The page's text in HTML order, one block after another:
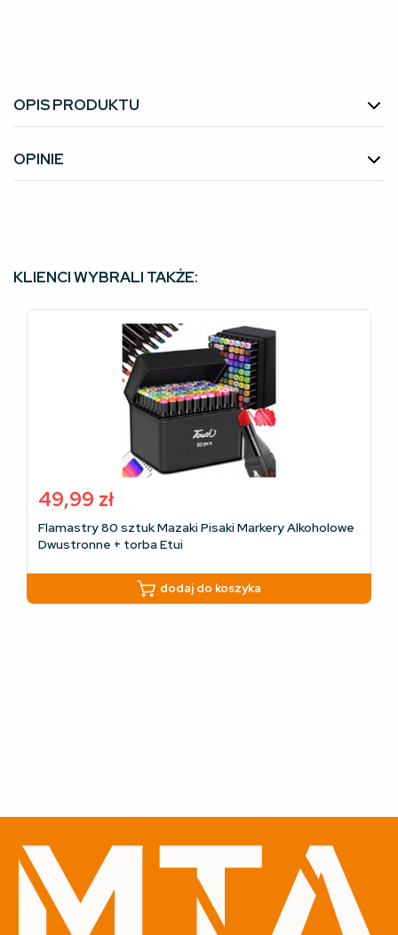
OPIS PRODUKTU
OPINIE
KLIENCI WYBRALI TAKŻE:
49,99 zł
Flamastry 80 sztuk Mazaki Pisaki Markery Alkoholowe
Dwustronne + torba Etui
dodaj do koszyka